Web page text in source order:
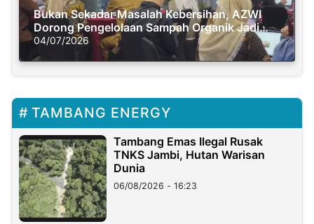
Bukan Sekadar Masalah Kebersihan, AZWI
Dorong Pengelolaan Sampah Organik Jadi
Solusi Krisis Iklim
04/07/2026
TAMBANG ENERGY
Tambang Emas Ilegal Rusak
TNKS Jambi, Hutan Warisan
Dunia
06/08/2026 - 16:23